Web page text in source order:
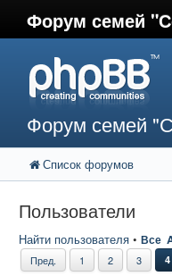
Форум семей
Форум семей
Список форумов
Пользователи
Найти пользователя • Все
Пред. 1 2 3 4